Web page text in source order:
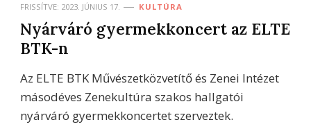
FRISSÍTVE: 2023. JÚNIUS 17. KULTÚRA
Nyárváró gyermekkoncert az ELTE
BTK-n
Az ELTE BTK Művészetközvetítő és Zenei Intézet
másodéves Zenekultúra szakos hallgatói
nyárváró gyermekkoncertet szerveztek.